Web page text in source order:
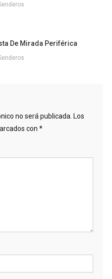
De Mirada Periférica
no será publicada. Los
con *